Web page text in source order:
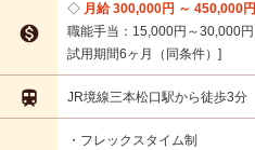

月給 300,000円 ～ 450,000円
職能手当：15,000円～30,000円
試用期間6ヶ月（同条件）
 JR境線三本松口駅から徒歩3分
・フレックスタイム制